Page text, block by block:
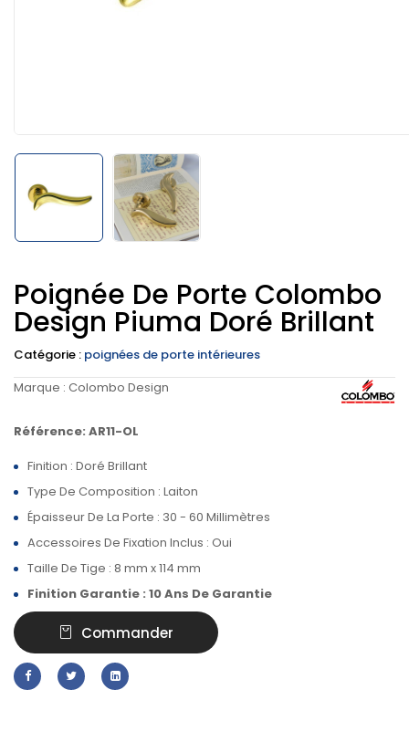
Poignée De Porte Colombo
Design Piuma Doré Brillant
Catégorie : poignées de porte intérieures
Marque : Colombo Design
Référence: AR11-OL
Finition : Doré Brillant
Type De Composition : Laiton
Épaisseur De La Porte : 30 - 60 Millimètres
Accessoires De Fixation Inclus : Oui
Taille De Tige : 8 mm x 114 mm
Finition Garantie : 10 Ans De Garantie
Commander